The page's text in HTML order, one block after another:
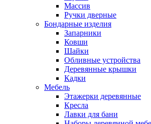
Массив
Ручки дверные
Бондарные изделия
Запарники
Ковши
Шайки
Обливные устройства
Деревянные крышки
Кадки
Мебель
Этажерки деревянные
Кресла
Лавки для бани